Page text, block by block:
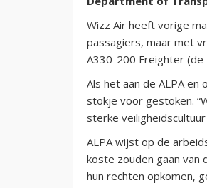
Wizz Air heeft vorige
passagiers, maar met
A330-200 Freighter (de
Als het aan de ALPA
stokje voor gestoken.
sterke
ALPA wijst op de
koste zouden gaan van
hun rechten opkomen,